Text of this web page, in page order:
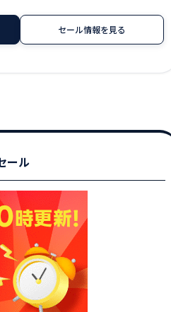
セール情報を見る
ール